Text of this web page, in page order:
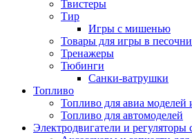
Твистеры
Тир
Игры с мишенью
Товары для игры в
Тренажеры
Тюбинги
Санки-ватрушки
Топливо
Топливо для авиа моделей
Топливо для автомоделей
Электродвигатели и регуляторы